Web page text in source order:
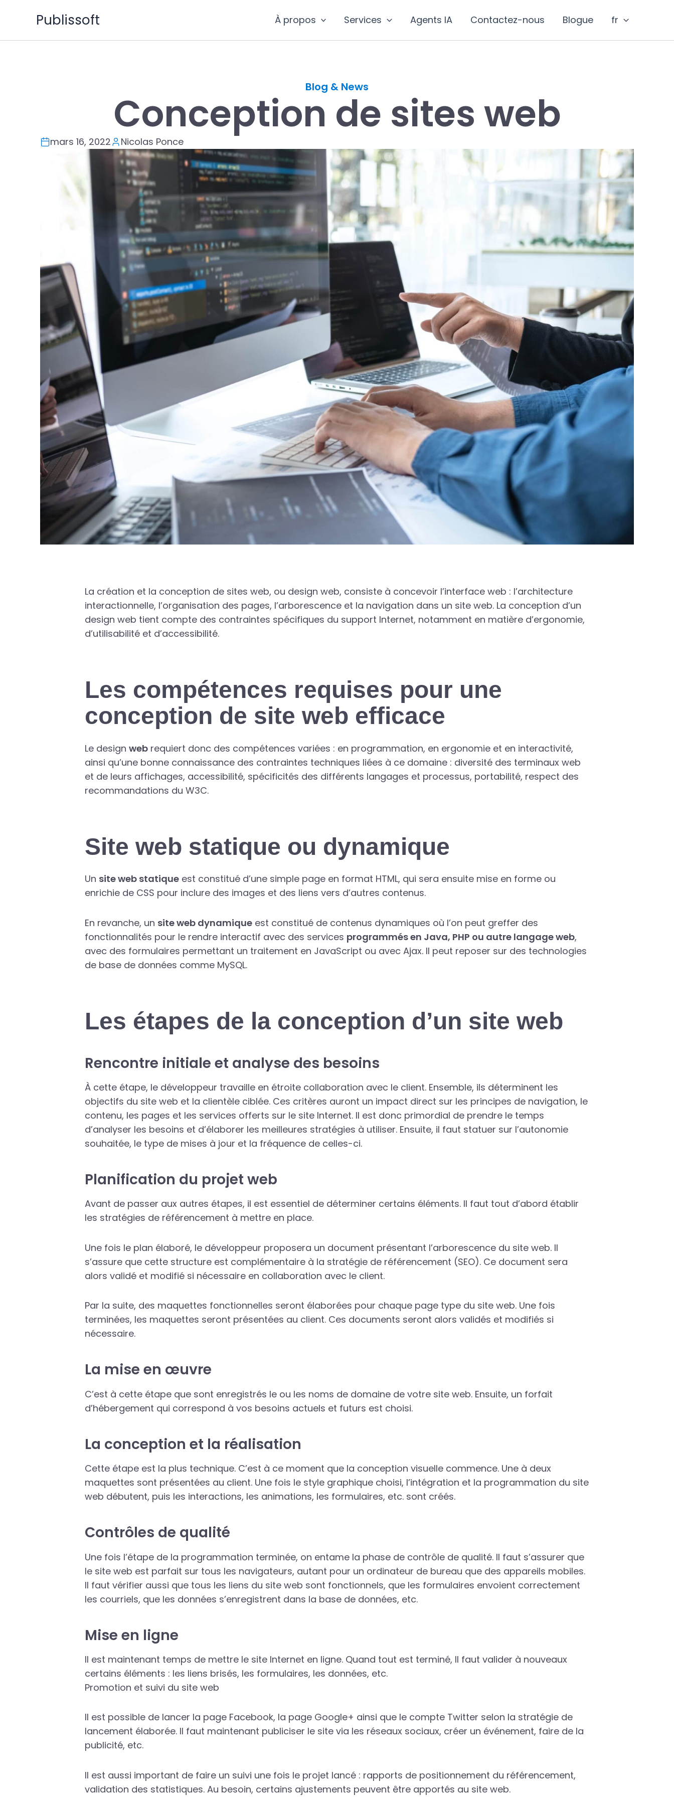
Publissoft À propos Services Agents IA Contactez-nous Blogue fr
Blog & News
Conception de sites web
mars 16, 2022 Nicolas Ponce
La création et la conception de sites web, ou design web, consiste à concevoir l’interface web : l’architecture
interactionnelle, l’organisation des pages, l’arborescence et la navigation dans un site web. La conception d’un
design web tient compte des contraintes spécifiques du support Internet, notamment en matière d’ergonomie,
d’utilisabilité et d’accessibilité.
Les compétences requises pour une
conception de site web efficace
Le design webrequiert donc des compétences variées : en programmation, en ergonomie et en interactivité,
ainsi qu’une bonne connaissance des contraintes techniques liées à ce domaine : diversité des terminaux web
et de leurs affichages, accessibilité, spécificités des différents langages et processus, portabilité, respect des
recommandations du W3C.
Site web statique ou dynamique
Un site web statiqueest constitué d’une simple page en format HTML, qui sera ensuite mise en forme ou
enrichie de CSS pour inclure des images et des liens vers d’autres contenus.
En revanche, un site web dynamiqueest constitué de contenus dynamiques où l’on peut greffer des
fonctionnalités pour le rendre interactif avec des services programmés en Java, PHP ou autre langage web,
avec des formulaires permettant un traitement en JavaScript ou avec Ajax. Il peut reposer sur des technologies
de base de données comme MySQL.
Les étapes de la conception d’un site web
Rencontre initiale et analyse des besoins
À cette étape, le développeur travaille en étroite collaboration avec le client. Ensemble, ils déterminent les
objectifs du site web et la clientèle ciblée. Ces critères auront un impact direct sur les principes de navigation, le
contenu, les pages et les services offerts sur le site Internet. Il est donc primordial de prendre le temps
d’analyser les besoins et d’élaborer les meilleures stratégies à utiliser. Ensuite, il faut statuer sur l’autonomie
souhaitée, le type de mises à jour et la fréquence de celles-ci.
Planification du projet web
Avant de passer aux autres étapes, il est essentiel de déterminer certains éléments. Il faut tout d’abord établir
les stratégies de référencement à mettre en place.
Une fois le plan élaboré, le développeur proposera un document présentant l’arborescence du site web. Il
s’assure que cette structure est complémentaire à la stratégie de référencement (SEO). Ce document sera
alors validé et modifié si nécessaire en collaboration avec le client.
Par la suite, des maquettes fonctionnelles seront élaborées pour chaque page type du site web. Une fois
terminées, les maquettes seront présentées au client. Ces documents seront alors validés et modifiés si
nécessaire.
La mise en œuvre
C’est à cette étape que sont enregistrés le ou les noms de domaine de votre site web. Ensuite, un forfait
d’hébergement qui correspond à vos besoins actuels et futurs est choisi.
La conception et la réalisation
Cette étape est la plus technique. C’est à ce moment que la conception visuelle commence. Une à deux
maquettes sont présentées au client. Une fois le style graphique choisi, l’intégration et la programmation du site
web débutent, puis les interactions, les animations, les formulaires, etc. sont créés.
Contrôles de qualité
Une fois l’étape de la programmation terminée, on entame la phase de contrôle de qualité. Il faut s’assurer que
le site web est parfait sur tous les navigateurs, autant pour un ordinateur de bureau que des appareils mobiles.
Il faut vérifier aussi que tous les liens du site web sont fonctionnels, que les formulaires envoient correctement
les courriels, que les données s’enregistrent dans la base de données, etc.
Mise en ligne
Il est maintenant temps de mettre le site Internet en ligne. Quand tout est terminé, Il faut valider à nouveaux
certains éléments : les liens brisés, les formulaires, les données, etc.
Promotion et suivi du site web
Il est possible de lancer la page Facebook, la page Google+ ainsi que le compte Twitter selon la stratégie de
lancement élaborée. Il faut maintenant publiciser le site via les réseaux sociaux, créer un événement, faire de la
publicité, etc.
Il est aussi important de faire un suivi une fois le projet lancé : rapports de positionnement du référencement,
validation des statistiques. Au besoin, certains ajustements peuvent être apportés au site web.